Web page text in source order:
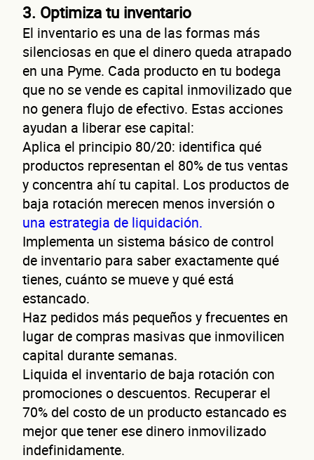
3. Optimiza tu inventario
El inventario es una de las formas más
silenciosas en que el dinero queda atrapado
en una Pyme. Cada producto en tu bodega
que no se vende es capital inmovilizado que
no genera flujo de efectivo. Estas acciones
ayudan a liberar ese capital:
Aplica el principio 80/20: identifica qué
productos representan el 80% de tus ventas
y concentra ahí tu capital. Los productos de
baja rotación merecen menos inversión o
una estrategia de liquidación.
Implementa un sistema básico de control
de inventario para saber exactamente qué
tienes, cuánto se mueve y qué está
estancado.
Haz pedidos más pequeños y frecuentes en
lugar de compras masivas que inmovilicen
capital durante semanas.
Liquida el inventario de baja rotación con
promociones o descuentos. Recuperar el
70% del costo de un producto estancado es
mejor que tener ese dinero inmovilizado
indefinidamente.